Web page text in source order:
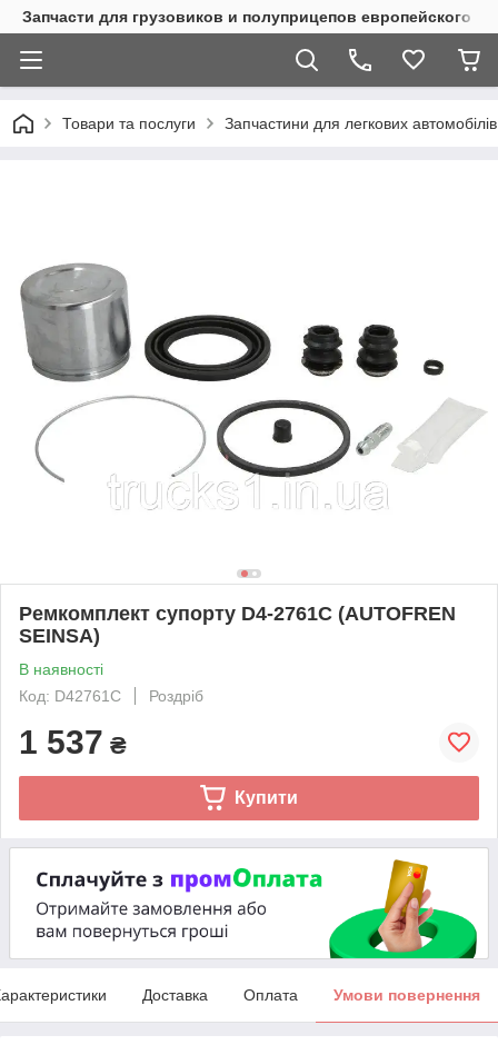
Запчасти для грузовиков и полуприцепов европейского
Товари та послуги Запчастини для легкових автомобілів
Ремкомплект супорту D4-2761C (AUTOFREN
SEINSA)
В наявності
Код: D42761C
Роздріб
1 537 ₴
Купити
Доставка Оплата Умови повернення